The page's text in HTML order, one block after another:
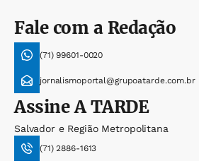
Fale com a Redação
(71) 99601-0020
jornalismoportal@grupoatarde.com.br
AssineA TARDE
Salvador e Região Metropolitana
(71) 2886-1613